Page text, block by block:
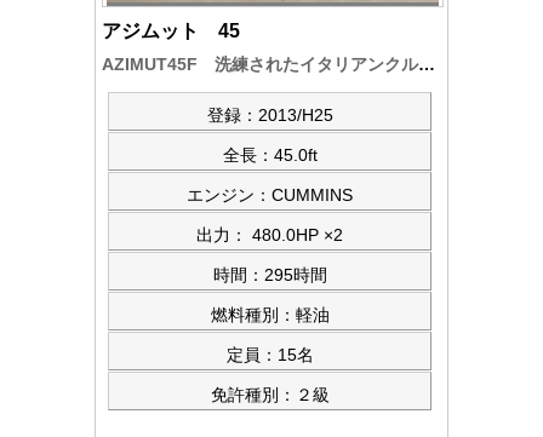
アジムット 45
AZIMUT45F 洗練されたイタリアンクルーザーの人気艇～ 船体・ボートカバーを赤系統に模様替え、サロン、インテリを含め美艇、メンテナスも大変良好です
登録：2013/H25
全長：45.0ft
エンジン：CUMMINS
出力： 480.0HP ×2
時間：295時間
燃料種別：軽油
定員：15名
免許種別：２級